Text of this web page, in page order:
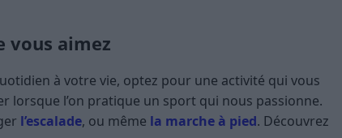
vous aimez
à votre vie, optez pour une activité qui vous
lorsque l’on pratique un sport qui nous passionne.
l’escalade, ou même la marche à pied. Découvrez